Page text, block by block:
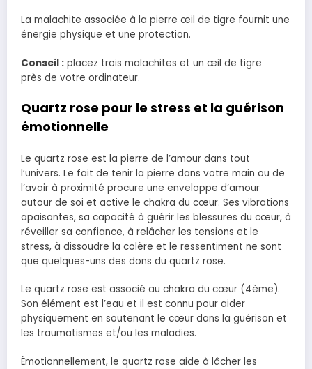
La malachite associée à la pierre œil de tigre fournit une
énergie physique et une protection.
Conseil : placez trois malachites et un œil de tigre
près de votre ordinateur.
Quartz rose pour le stress et la guérison
émotionnelle
Le quartz rose est la pierre de l’amour dans tout
l’univers. Le fait de tenir la pierre dans votre main ou de
l’avoir à proximité procure une enveloppe d’amour
autour de soi et active le chakra du cœur. Ses vibrations
apaisantes, sa capacité à guérir les blessures du cœur, à
réveiller sa confiance, à relâcher les tensions et le
stress, à dissoudre la colère et le ressentiment ne sont
que quelques-uns des dons du quartz rose.
Le quartz rose est associé au chakra du cœur (4ème).
Son élément est l’eau et il est connu pour aider
physiquement en soutenant le cœur dans la guérison et
les traumatismes et/ou les maladies.
Émotionnellement, le quartz rose aide à lâcher les